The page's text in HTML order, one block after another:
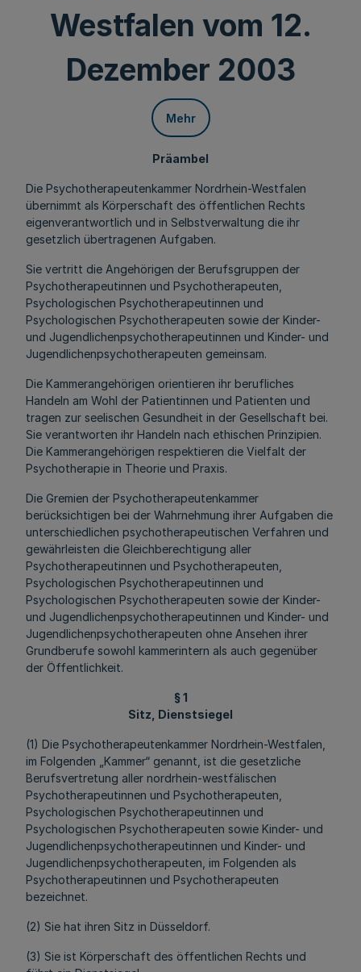
Westfalen vom 12.
Dezember 2003
Mehr
Präambel
Die Psychotherapeutenkammer Nordrhein-Westfalen
übernimmt als Körperschaft des öffentlichen Rechts
eigenverantwortlich und in Selbstverwaltung die ihr
gesetzlich übertragenen Aufgaben.
Sie vertritt die Angehörigen der Berufsgruppen der
Psychotherapeutinnen und Psychotherapeuten,
Psychologischen Psychotherapeutinnen und
Psychologischen Psychotherapeuten sowie der Kinder-
und Jugendlichenpsychotherapeutinnen und Kinder- und
Jugendlichenpsychotherapeuten gemeinsam.
Die Kammerangehörigen orientieren ihr berufliches
Handeln am Wohl der Patientinnen und Patienten und
tragen zur seelischen Gesundheit in der Gesellschaft bei.
Sie verantworten ihr Handeln nach ethischen Prinzipien.
Die Kammerangehörigen respektieren die Vielfalt der
Psychotherapie in Theorie und Praxis.
Die Gremien der Psychotherapeutenkammer
berücksichtigen bei der Wahrnehmung ihrer Aufgaben die
unterschiedlichen psychotherapeutischen Verfahren und
gewährleisten die Gleichberechtigung aller
Psychotherapeutinnen und Psychotherapeuten,
Psychologischen Psychotherapeutinnen und
Psychologischen Psychotherapeuten sowie der Kinder-
und Jugendlichenpsychotherapeutinnen und Kinder- und
Jugendlichenpsychotherapeuten ohne Ansehen ihrer
Grundberufe sowohl kammerintern als auch gegenüber
der Öffentlichkeit.
§ 1
Sitz, Dienstsiegel
(1) Die Psychotherapeutenkammer Nordrhein-Westfalen,
im Folgenden „Kammer“ genannt, ist die gesetzliche
Berufsvertretung aller nordrhein-westfälischen
Psychotherapeutinnen und Psychotherapeuten,
Psychologischen Psychotherapeutinnen und
Psychologischen Psychotherapeuten sowie Kinder- und
Jugendlichenpsychotherapeutinnen und Kinder- und
Jugendlichenpsychotherapeuten, im Folgenden als
Psychotherapeutinnen und Psychotherapeuten
bezeichnet.
(2) Sie hat ihren Sitz in Düsseldorf.
(3) Sie ist Körperschaft des öffentlichen Rechts und